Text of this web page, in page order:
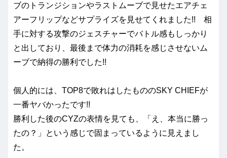
ブのトランジションやラストムーブで見せたエアチェ
アーフリップなどサプライズを見せてくれました!! 相
手に対する攻撃のジェスチャーでバトル感もしっかり
と出しており、最後まで体力の消耗を感じさせないム
ーブで納得の勝利でした!!
個人的には、TOP8で敗れはしたもののSKY CHIEFが
一番ヤバかったです!!
勝利した後のCYZの表情を見ても、「え、本当に勝っ
たの？」という感じで固まっているように見えまし
た。